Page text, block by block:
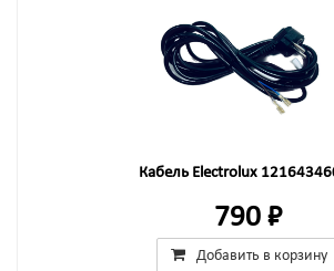
Кабель Electrolux
790 ₽
Добавить в корзину